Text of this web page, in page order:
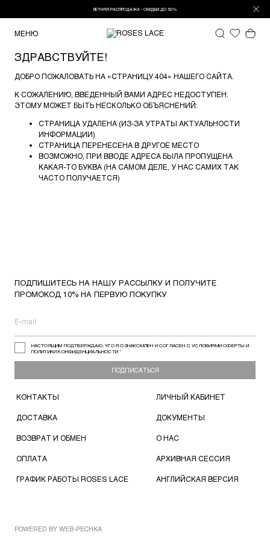
ЛЕТНЯЯ РАСПРОДАЖА - СКИДКИ ДО 50%
МЕНЮ
ЗДРАВСТВУЙТЕ!
ДОБРО ПОЖАЛОВАТЬ НА «СТРАНИЦУ 404» НАШЕГО САЙТА.
К СОЖАЛЕНИЮ, ВВЕДЕННЫЙ ВАМИ АДРЕС НЕДОСТУПЕН.
ЭТОМУ МОЖЕТ БЫТЬ НЕСКОЛЬКО ОБЪЯСНЕНИЙ:
СТРАНИЦА УДАЛЕНА (ИЗ-ЗА УТРАТЫ АКТУАЛЬНОСТИ
ИНФОРМАЦИИ)
СТРАНИЦА ПЕРЕНЕСЕНА В ДРУГОЕ МЕСТО
ВОЗМОЖНО, ПРИ ВВОДЕ АДРЕСА БЫЛА ПРОПУЩЕНА
КАКАЯ-ТО БУКВА (НА САМОМ ДЕЛЕ, У НАС САМИХ ТАК
ЧАСТО ПОЛУЧАЕТСЯ)
ПОДПИШИТЕСЬ НА НАШУ РАССЫЛКУ И ПОЛУЧИТЕ
ПРОМОКОД 10% НА ПЕРВУЮ ПОКУПКУ
НАСТОЯЩИМ ПОДТВЕРЖДАЮ, ЧТО Я ОЗНАКОМЛЕН И СОГЛАСЕН С УСЛОВИЯМИ ОФЕРТЫ И
ПОЛИТИКИ КОНФИДЕНЦИАЛЬНОСТИ*
ПОДПИСАТЬСЯ
КОНТАКТЫ
ДОСТАВКА
ВОЗВРАТ И ОБМЕН
ОПЛАТА
ГРАФИК РАБОТЫ ROSES LACE
ЛИЧНЫЙ КАБИНЕТ
ДОКУМЕНТЫ
О НАС
АРХИВНАЯ СЕССИЯ
АНГЛИЙСКАЯ ВЕРСИЯ
POWERED BY WEB-PECHKA